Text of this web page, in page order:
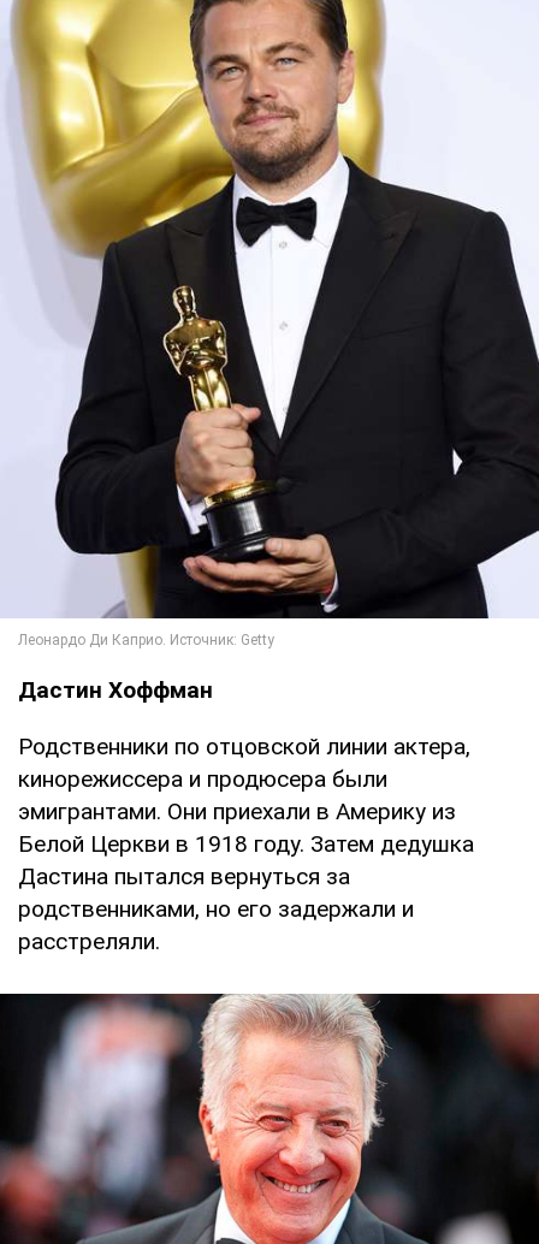
Дастин Хоффман
Родственники по отцовской линии актера,
кинорежиссера и продюсера были
эмигрантами. Они приехали в Америку из
Белой Церкви в 1918 году. Затем дедушка
Дастина пытался вернуться за
родственниками, но его задержали и
расстреляли.